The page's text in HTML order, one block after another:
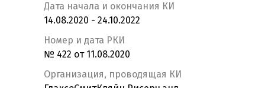
Дата начала и окончания КИ
14.08.2020 - 24.10.2022
Номер и дата РКИ
№ 422 от 11.08.2020
Организация, проводящая КИ